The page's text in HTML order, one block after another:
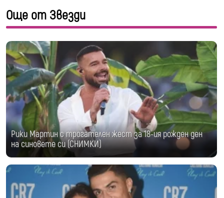
Още от Звезди
Рики Мартин с трогателен жест за 18-ия рожден ден
на синовете си (СНИМКИ)